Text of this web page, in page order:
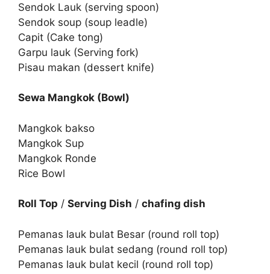
Sendok Lauk (serving spoon)
Sendok soup (soup leadle)
Capit (Cake tong)
Garpu lauk (Serving fork)
Pisau makan (dessert knife)
Sewa Mangkok (Bowl)
Mangkok bakso
Mangkok Sup
Mangkok Ronde
Rice Bowl
Roll Top / Serving Dish / chafing dish
Pemanas lauk bulat Besar (round roll top)
Pemanas lauk bulat sedang (round roll top)
Pemanas lauk bulat kecil (round roll top)